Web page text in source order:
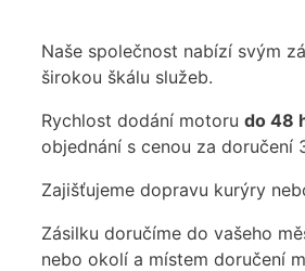
Naše společnost nabízí svým
širokou škálu služeb.
Rychlost dodání motoru do 48
objednání s cenou za doručení
Zajišťujeme dopravu kurýry
Zásilku doručíme do vašeho
nebo okolí a místem doručení